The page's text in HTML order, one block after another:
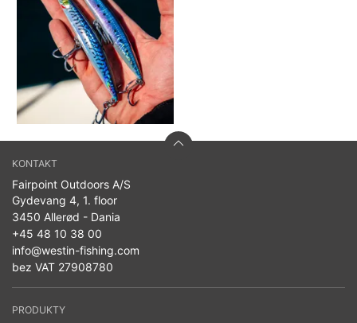
KONTAKT
Fairpoint Outdoors A/S
Gydevang 4, 1. floor
3450 Allerød - Dania
+45 48 10 38 00
info@westin-fishing.com
bez VAT 27908780
PRODUKTY